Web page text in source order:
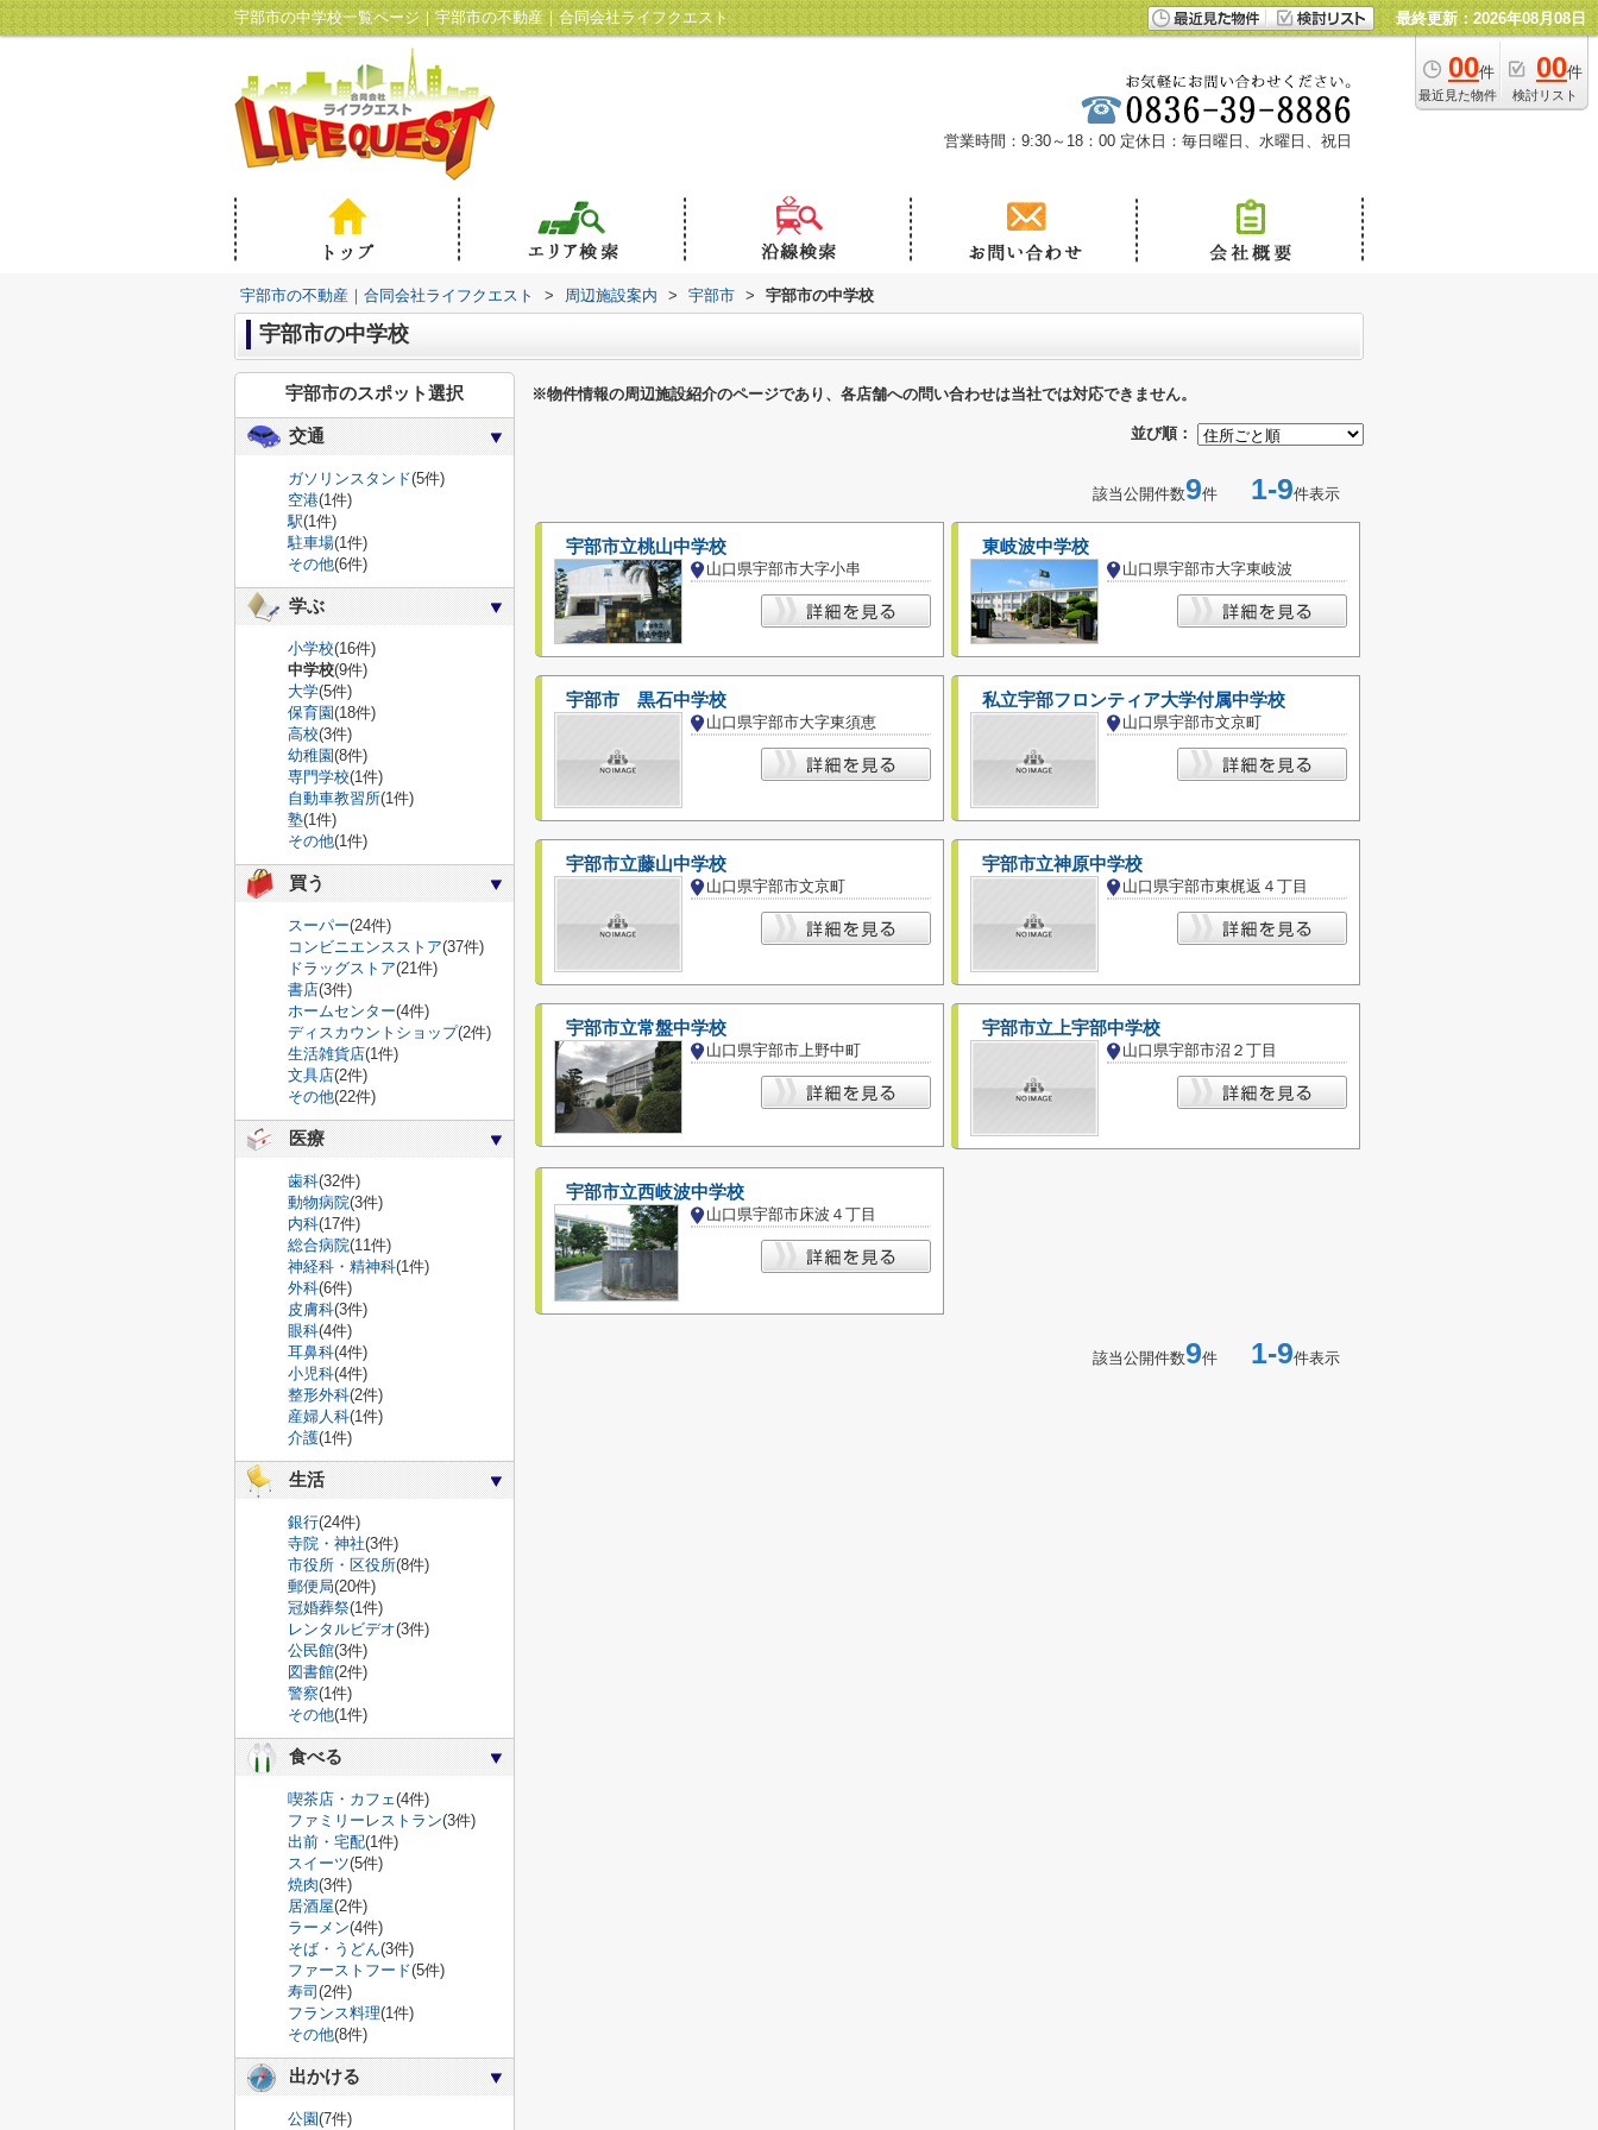
宇部市の中学校一覧ページ｜宇部市の不動産｜合同会社ライフクエスト 最終更新：2026年08月08日
00件
最近見た物件
00件
検討リスト
営業時間：9:30～18：00 定休日：毎日曜日、水曜日、祝日
宇部市の不動産｜合同会社ライフクエスト > 周辺施設案内 > 宇部市 > 宇部市の中学校
宇部市の中学校
※物件情報の周辺施設紹介のページであり、各店舗への問い合わせは当社では対応できません。
並び順：
該当公開件数9件 1-9件表示
宇部市立桃山中学校
山口県宇部市大字小串
東岐波中学校
山口県宇部市大字東岐波
宇部市 黒石中学校
山口県宇部市大字東須恵
私立宇部フロンティア大学付属中学校
山口県宇部市文京町
宇部市立藤山中学校
山口県宇部市文京町
宇部市立神原中学校
山口県宇部市東梶返４丁目
宇部市立常盤中学校
山口県宇部市上野中町
宇部市立上宇部中学校
山口県宇部市沼２丁目
宇部市立西岐波中学校
山口県宇部市床波４丁目
該当公開件数9件 1-9件表示
宇部市のスポット選択
交通
ガソリンスタンド(5件)
空港(1件)
駅(1件)
駐車場(1件)
その他(6件)
学ぶ
小学校(16件)
中学校(9件)
大学(5件)
保育園(18件)
高校(3件)
幼稚園(8件)
専門学校(1件)
自動車教習所(1件)
塾(1件)
その他(1件)
買う
スーパー(24件)
コンビニエンスストア(37件)
ドラッグストア(21件)
書店(3件)
ホームセンター(4件)
ディスカウントショップ(2件)
生活雑貨店(1件)
文具店(2件)
その他(22件)
医療
歯科(32件)
動物病院(3件)
内科(17件)
総合病院(11件)
神経科・精神科(1件)
外科(6件)
皮膚科(3件)
眼科(4件)
耳鼻科(4件)
小児科(4件)
整形外科(2件)
産婦人科(1件)
介護(1件)
生活
銀行(24件)
寺院・神社(3件)
市役所・区役所(8件)
郵便局(20件)
冠婚葬祭(1件)
レンタルビデオ(3件)
公民館(3件)
図書館(2件)
警察(1件)
その他(1件)
食べる
喫茶店・カフェ(4件)
ファミリーレストラン(3件)
出前・宅配(1件)
スイーツ(5件)
焼肉(3件)
居酒屋(2件)
ラーメン(4件)
そば・うどん(3件)
ファーストフード(5件)
寿司 (2件)
フランス料理(1件)
その他(8件)
出かける
公園(7件)